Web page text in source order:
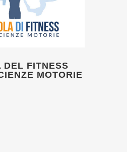
DEL FITNESS
MOTORIE